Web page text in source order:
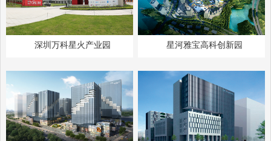
深圳万科星火产业园 星河雅宝高科创新园